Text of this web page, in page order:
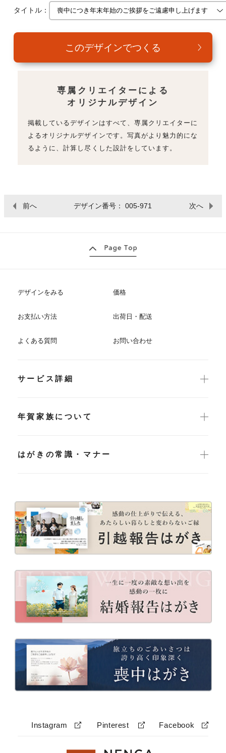
タイトル：
専属クリエイターによる
オリジナルデザイン
掲載しているデザインはすべて、専属クリエイターに
よるオリジナルデザインです。写真がより魅力的にな
るように、計算し尽くした設計をしています。
前へ デザイン番号： 005-971 次へ
デザインをみる 価格
お支払い方法 出荷日・配送
よくある質問 お問い合わせ
サービス詳細
年賀家族について
はがきの常識・マナー
Instagram Pinterest Facebook